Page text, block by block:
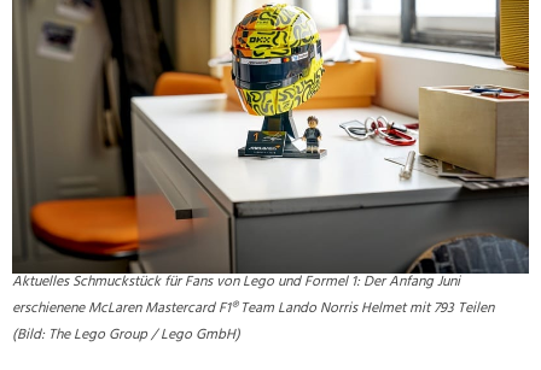
Aktuelles Schmuckstück für Fans von Lego und Formel 1: Der Anfang Juni
erschienene McLaren Mastercard F1® Team Lando Norris Helmet mit 793 Teilen
(Bild: The Lego Group / Lego GmbH)